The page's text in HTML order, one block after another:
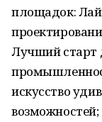
площадок:
Лучший старт
искусство
возможностей;